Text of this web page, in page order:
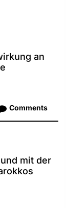
an
Comments
mit der